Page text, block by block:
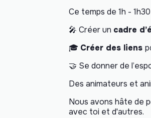
Ce temps de 1h -
🎤 Créer un cadre
🎓 Créer des liens
🤝 Se donner de
Des animateurs et
Nous avons hâte de
avec toi et d'autres.